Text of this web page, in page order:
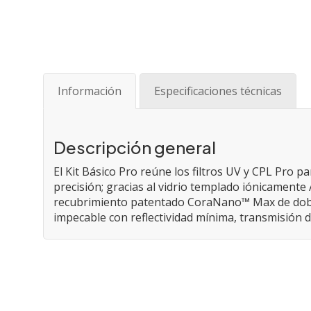
imágenes
Información Especificaciones técnicas
Descripción general
El Kit Básico Pro reúne los filtros UV y CPL Pro
precisión; gracias al vidrio templado iónicamente
recubrimiento patentado CoraNano™ Max de
impecable con reflectividad mínima, transmisión